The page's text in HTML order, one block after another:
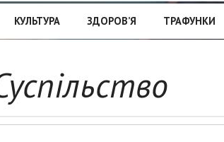
КУЛЬТУРА ЗДОРОВ’Я ТРАФУНКИ